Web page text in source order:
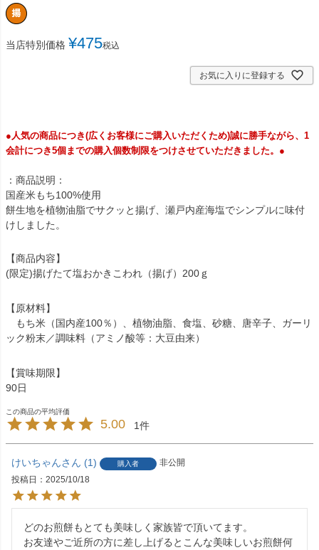
当店特別価格 ¥475税込
お気に入りに登録する
●人気の商品につき(広くお客様にご購入いただくため)誠に勝手ながら、1
会計につき5個までの購入個数制限をつけさせていただきました。●
：商品説明：
国産米もち100%使用
餅生地を植物油脂でサクッと揚げ、瀬戸内産海塩でシンプルに味付
けしました。
【商品内容】
(限定)揚げたて塩おかきこわれ（揚げ）200ｇ
【原材料】
もち米（国内産100％）、植物油脂、食塩、砂糖、唐辛子、ガーリ
ック粉末／調味料（アミノ酸等：大豆由来）
【賞味期限】
90日
5.00 1
けいちゃん 1 購入者
非公開
投稿日
2025/10/18
どのお煎餅もとても美味しく家族皆で頂いてます。
お友達やご近所の方に差し上げるとこんな美味しいお煎餅何